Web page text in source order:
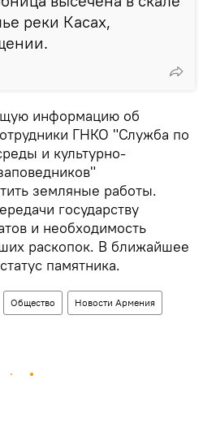
реки Касах,
информацию об
ГНКО "Служба по
и культурно-
земляные работы.
государству
и необходимость
раскопок. В ближайшее
памятника.
Общество Новости Армения